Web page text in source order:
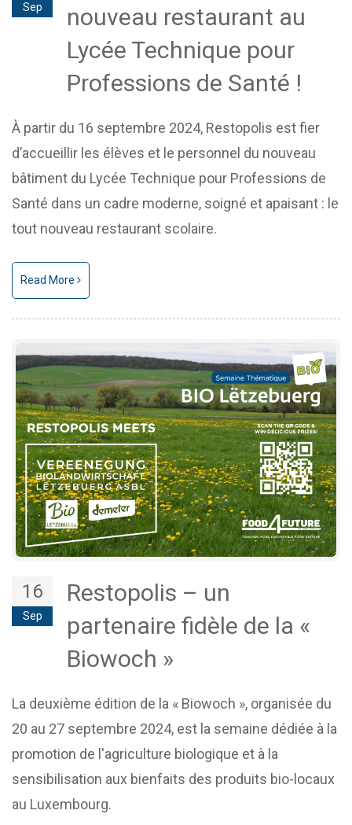
Sep
nouveau restaurant au
Lycée Technique pour
Professions de Santé !
À partir du 16 septembre 2024, Restopolis est fier
d’accueillir les élèves et le personnel du nouveau
bâtiment du Lycée Technique pour Professions de
Santé dans un cadre moderne, soigné et apaisant : le
tout nouveau restaurant scolaire.
Read More
16
Sep
Restopolis – un
partenaire fidèle de la «
Biowoch »
La deuxième édition de la « Biowoch », organisée du
20 au 27 septembre 2024, est la semaine dédiée à la
promotion de l'agriculture biologique et à la
sensibilisation aux bienfaits des produits bio-locaux
au Luxembourg.